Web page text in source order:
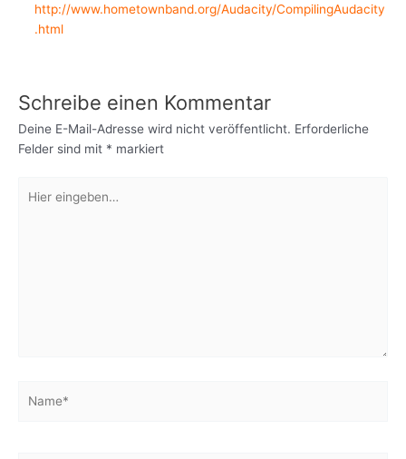
http://www.hometownband.org/Audacity/CompilingAudacity
.html
Schreibe einen Kommentar
Deine E-Mail-Adresse wird nicht veröffentlicht. Erforderliche
Felder sind mit * markiert
eingeben…